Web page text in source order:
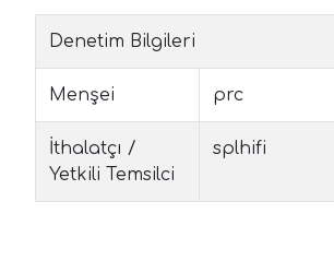
Denetim Bilgileri
Menşei prc
İthalatçı /
Yetkili Temsilci
splhifi